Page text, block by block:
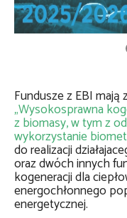
Fundusze z EBI mają
„Wysokosprawna
z biomasy, w tym z
wykorzystanie
do realizacji
oraz dwóch innych
kogeneracji dla
energochłonnego
energetycznej.